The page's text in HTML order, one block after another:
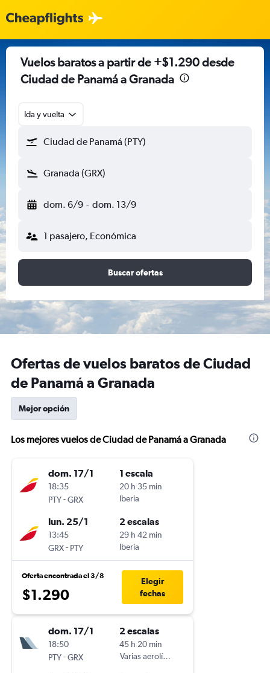
Vuelos baratos a partir de +$1.290 desde
Ciudad de Panamá a Granada
Ida y vuelta
Ciudad de Panamá (PTY)
Granada (GRX)
dom. 6/9 - dom. 13/9
1 pasajero, Económica
Buscar ofertas
Ofertas de vuelos baratos de Ciudad
de Panamá a Granada
Mejor opción
Los mejores vuelos de Ciudad de Panamá a Granada
dom. 17/1
18:35
PTY-GRX
1 escala
20 h 35 min
Iberia
lun. 25/1
13:45
GRX- PTY
2 escalas
29 h 42 min
Iberia
Oferta encontrada el 3/8
$1.290
Elegir
fechas
dom. 17/1
18:50
PTY-GRX
2 escalas
45 h 20 min
Varias aerolíneas